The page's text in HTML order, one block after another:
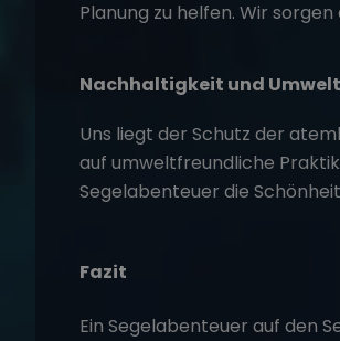
Planung zu helfen. Wir
Nachhaltigkeit und
Uns liegt der Schutz der
auf umweltfreundliche
Segelabenteuer die
Fazit
Ein Segelabenteuer auf den